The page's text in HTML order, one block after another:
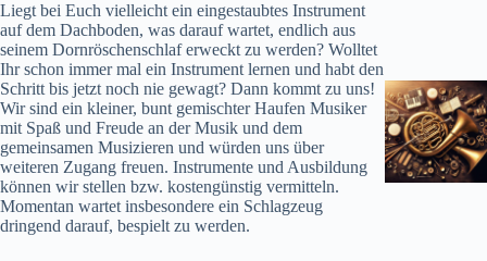
Liegt bei Euch vielleicht ein eingestaubtes Instrument
auf dem Dachboden, was darauf wartet, endlich aus
seinem Dornröschenschlaf erweckt zu werden? Wolltet
Ihr schon immer mal ein Instrument lernen und habt den
Schritt bis jetzt noch nie gewagt? Dann kommt zu uns!
Wir sind ein kleiner, bunt gemischter Haufen Musiker
mit Spaß und Freude an der Musik und dem
gemeinsamen Musizieren und würden uns über
weiteren Zugang freuen. Instrumente und Ausbildung
können wir stellen bzw. kostengünstig vermitteln.
Momentan wartet insbesondere ein Schlagzeug
dringend darauf, bespielt zu werden.